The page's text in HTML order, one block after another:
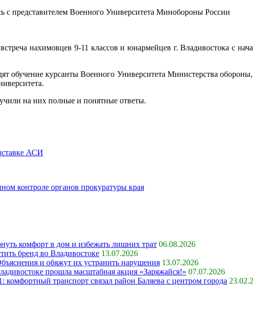
нахимовцев 9-11 классов и юнармейцев г. Владивостока с
обучение курсанты Военного Университета Министерства
на них полные и понятные ответы.
АСИ
контроле органов прокуратуры края
комфорт в дом и избежать лишних трат 06.08.2026
бренд во Владивостоке 13.07.2026
и обяжут их устранить нарушения 13.07.2026
прошла масштабная акция «Заряжайся!» 07.07.2026
транспорт связал район Баляева с центром города